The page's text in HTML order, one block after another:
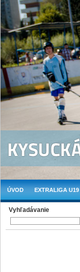
ÚVOD EXTRALIGA U19
Vyhľadávanie